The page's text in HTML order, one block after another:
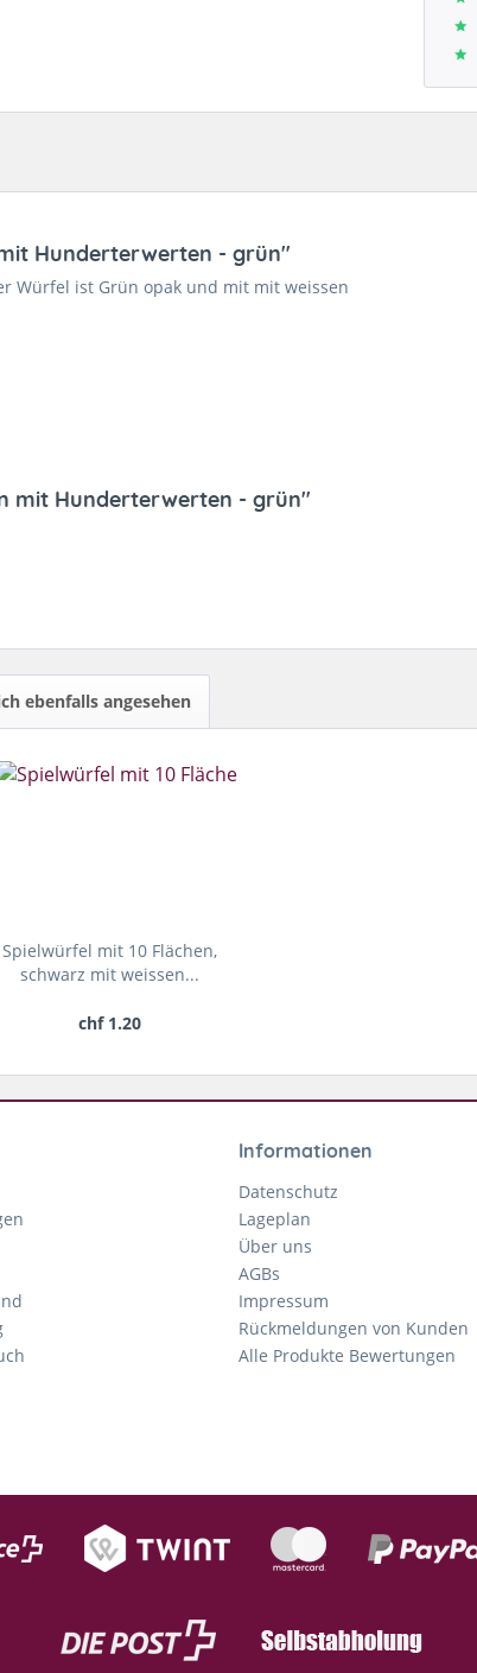
Hunderterwerten - grün"
Würfel ist Grün opak und mit mit weissen
mit Hunderterwerten - grün"
ebenfalls angesehen
Spielwürfel mit 10 Flächen,
schwarz mit weissen...
chf 1.20
Informationen
Datenschutz
Lageplan
Über uns
AGBs
Impressum
Rückmeldungen von Kunden
Alle Produkte Bewertungen